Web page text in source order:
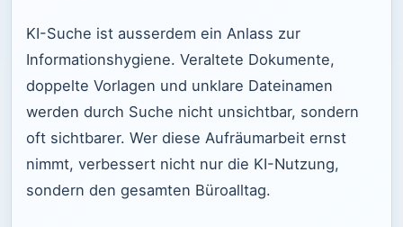
KI-Suche ist ausserdem ein Anlass zur
Informationshygiene. Veraltete Dokumente,
doppelte Vorlagen und unklare Dateinamen
werden durch Suche nicht unsichtbar, sondern
oft sichtbarer. Wer diese Aufräumarbeit ernst
nimmt, verbessert nicht nur die KI-Nutzung,
sondern den gesamten Büroalltag.